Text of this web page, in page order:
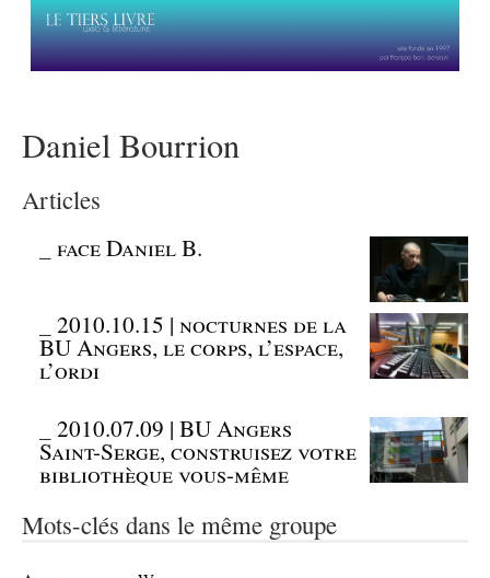
Daniel Bourrion
Articles
_face Daniel B.
_2010.10.15 | nocturnes de la
BU Angers, le corps, l’espace,
l’ordi
_2010.07.09 | BU Angers
Saint-Serge, construisez votre
bibliothèque vous-même
Mots-clés dans le même groupe